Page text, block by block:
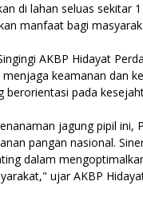
di lahan seluas sekitar
manfaat bagi
AKBP Hidayat
keamanan dan
berorientasi pada
jagung pipil ini,
pangan nasional.
dalam
ujar AKBP